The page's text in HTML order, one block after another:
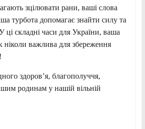
зцілювати рани, ваші слова
турбота допомагає знайти силу та
ці складні часи для України, ваша
ніколи важлива для збереження
здоров’я, благополуччя,
родинам у нашій вільній